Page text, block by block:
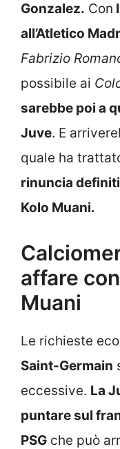
Gonzalez. Con
all’Atletico
Fabrizio
possibile ai
sarebbe poi a
Juve. E
quale ha
rinuncia
Kolo Muani.
affare
Muani
Le richieste
Saint-Germain
eccessive. La
puntare sul
PSG che può